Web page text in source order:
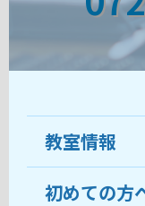
教室情報
教室につ
初めての方